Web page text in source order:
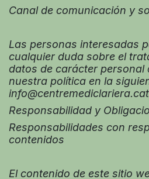
Canal de comunicación y
Las personas interesadas
cualquier duda sobre el
datos de carácter personal
nuestra política en la
Responsabilidad y
Responsabilidades con
contenidos
El contenido de este sitio